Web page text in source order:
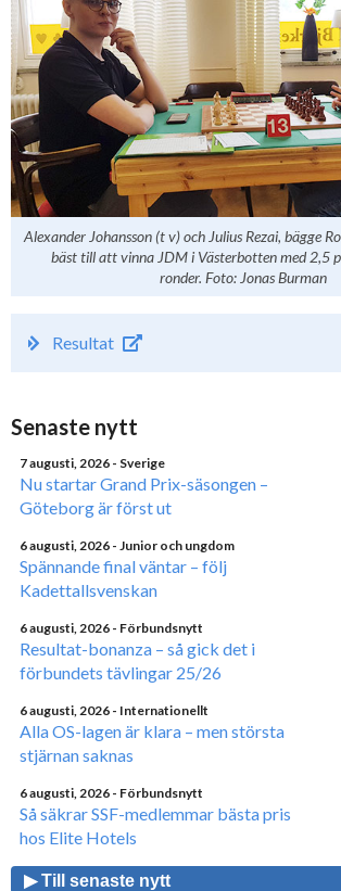
Alexander Johansson (t v) och Julius Rezai, bägge
bäst till att vinna JDM i Västerbotten med 2,5
ronder. Foto: Jonas Burman
Resultat
Senaste nytt
7 augusti, 2026 - Sverige
Nu startar Grand Prix-säsongen –
Göteborg är först ut
6 augusti, 2026 - Junior och ungdom
Spännande final väntar – följ
Kadettallsvenskan
6 augusti, 2026 - Förbundsnytt
Resultat-bonanza – så gick det i
förbundets tävlingar 25/26
6 augusti, 2026 - Internationellt
Alla OS-lagen är klara – men största
stjärnan saknas
6 augusti, 2026 - Förbundsnytt
Så säkrar SSF-medlemmar bästa pris
hos Elite Hotels
▶ Till senaste nytt